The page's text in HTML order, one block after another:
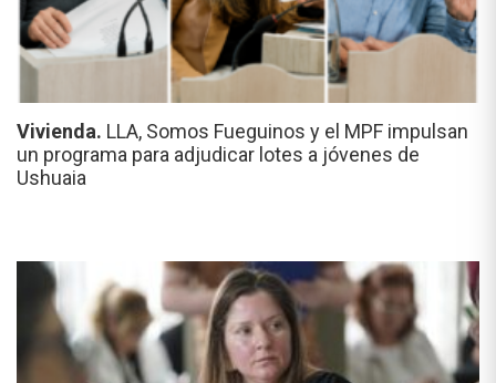
Vivienda. LLA, Somos Fueguinos y el MPF impulsan
un programa para adjudicar lotes a jóvenes de
Ushuaia